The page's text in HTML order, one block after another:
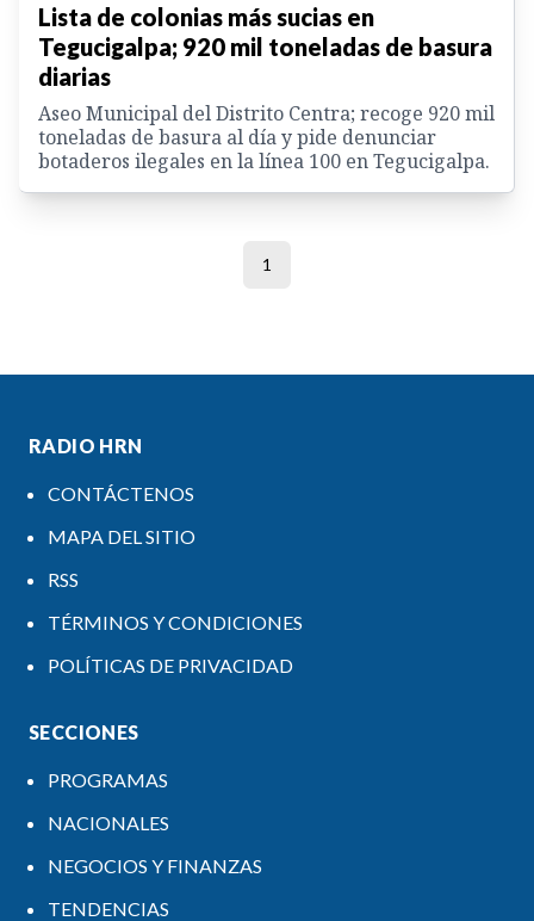
Lista de colonias más sucias en
Tegucigalpa; 920 mil toneladas de basura
diarias
Aseo Municipal del Distrito Centra; recoge 920 mil
toneladas de basura al día y pide denunciar
botaderos ilegales en la línea 100 en Tegucigalpa.
1
RADIO HRN
CONTÁCTENOS
MAPA DEL SITIO
RSS
TÉRMINOS Y CONDICIONES
POLÍTICAS DE PRIVACIDAD
SECCIONES
PROGRAMAS
NACIONALES
NEGOCIOS Y FINANZAS
TENDENCIAS